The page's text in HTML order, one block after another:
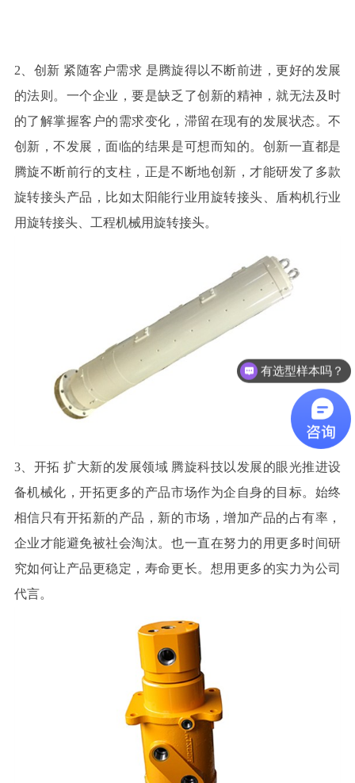
2 、创新 紧随客户需求 是腾旋得以不断前进，更好的发展
的法则。一个企业，要是缺乏了创新的精神，就无法及时
的了解掌握客户的需求变化，滞留在现有的发展状态。不
创新，不发展，面临的结果是可想而知的。创新一直都是
腾旋不断前行的支柱，正是不断地创新，才能研发了多款
旋转接头产品，比如太阳能行业用旋转接头、盾构机行业
用旋转接头、工程机械用旋转接头。
3、开拓 扩大新的发展领域 腾旋科技以发展的眼光推进设
备机械化，开拓更多的产品市场作为企自身的目标。始终
相信只有开拓新的产品，新的市场，增加产品的占有率，
企业才能避免被社会淘汰。也一直在努力的用更多时间研
究如何让产品更稳定，寿命更长。想用更多的实力为公司
代言。
有选型样本吗？